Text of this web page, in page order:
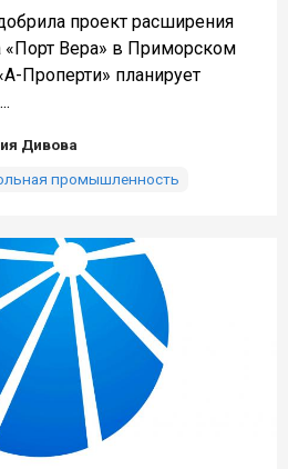
проект расширения
«Порт Вера» в Приморском
Проперти» планирует
Дивова
промышленность